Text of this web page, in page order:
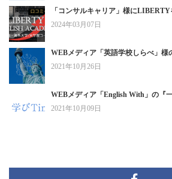
「コンサルキャリア」様に
2024年03月07日
WEBメディア「英語学校しらべ」様
2021年10月26日
WEBメディア「English With」の『
2021年10月09日